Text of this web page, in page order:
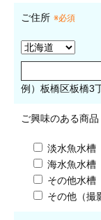
ご住所 ※必須
例）板橋区板橋3
ご興味のある商品
淡水魚水槽
海水魚水槽
その他水槽
その他（撮